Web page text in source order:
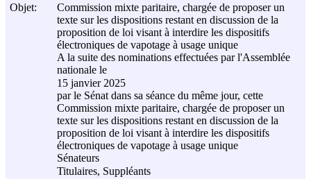
Objet:
Commission mixte paritaire, chargée de proposer un
texte sur les dispositions restant en discussion de la
proposition de loi visant à interdire les dispositifs
électroniques de vapotage à usage unique
A la suite des nominations effectuées par l'Assemblée
nationale le
15 janvier 2025
par le Sénat dans sa séance du même jour, cette
Commission mixte paritaire, chargée de proposer un
texte sur les dispositions restant en discussion de la
proposition de loi visant à interdire les dispositifs
électroniques de vapotage à usage unique
Sénateurs
Titulaires, Suppléants